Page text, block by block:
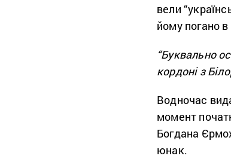
вели
йому погано в
“Буквально
кордоні з
Водночас
момент
Богдана
юнак.